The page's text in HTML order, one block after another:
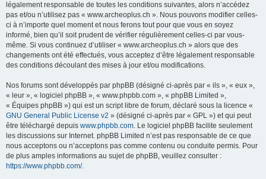
légalement responsable de toutes les conditions suivantes, alors n’accédez
pas et/ou n’utilisez pas « www.archeoplus.ch ». Nous pouvons modifier celles-
ci à n’importe quel moment et nous ferons tout pour que vous en soyez
informé, bien qu’il soit prudent de vérifier régulièrement celles-ci par vous-
même. Si vous continuez d’utiliser « www.archeoplus.ch » alors que des
changements ont été effectués, vous acceptez d’être légalement responsable
des conditions découlant des mises à jour et/ou modifications.
Nos forums sont développés par phpBB (désigné ci-après par « ils », « eux »,
« leur », « logiciel phpBB », « www.phpbb.com », « phpBB Limited »,
« Équipes phpBB ») qui est un script libre de forum, déclaré sous la licence «
GNU General Public License v2 » (désigné ci-après par « GPL ») et qui peut
être téléchargé depuis www.phpbb.com. Le logiciel phpBB facilite seulement
les discussions sur Internet. phpBB Limited n’est pas responsable de ce que
nous acceptons ou n’acceptons pas comme contenu ou conduite permis. Pour
de plus amples informations au sujet de phpBB, veuillez consulter :
https://www.phpbb.com/.